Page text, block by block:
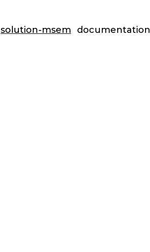
solution-msem documentation